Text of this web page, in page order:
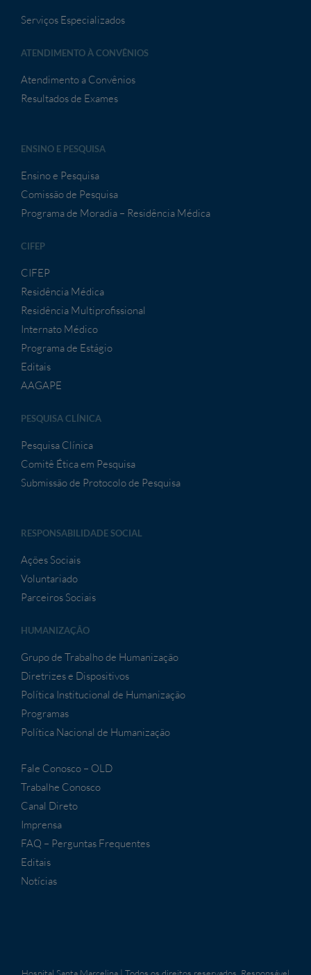
Serviços Especializados
ATENDIMENTO À CONVÊNIOS
Atendimento a Convênios
Resultados de Exames
ENSINO E PESQUISA
Ensino e Pesquisa
Comissão de Pesquisa
Programa de Moradia – Residência Médica
CIFEP
CIFEP
Residência Médica
Residência Multiprofissional
Internato Médico
Programa de Estágio
Editais
AAGAPE
PESQUISA CLÍNICA
Pesquisa Clínica
Comitê Ética em Pesquisa
Submissão de Protocolo de Pesquisa
RESPONSABILIDADE SOCIAL
Ações Sociais
Voluntariado
Parceiros Sociais
HUMANIZAÇÃO
Grupo de Trabalho de Humanização
Diretrizes e Dispositivos
Política Institucional de Humanização
Programas
Política Nacional de Humanização
Fale Conosco – OLD
Trabalhe Conosco
Canal Direto
Imprensa
FAQ – Perguntas Frequentes
Editais
Notícias